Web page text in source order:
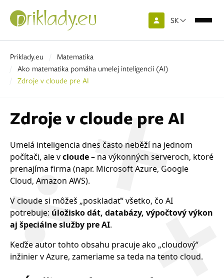
SK
Priklady.eu
Matematika
Ako matematika pomáha umelej inteligencii (AI)
Zdroje v cloude pre AI
Zdroje v cloude pre AI
Umelá inteligencia dnes často neběží na jednom
počítači, ale vcloude– na výkonných serveroch, ktoré
prenajíma firma (napr. Microsoft Azure, Google
Cloud, Amazon AWS).
V cloude si môžeš „poskladať“ všetko, čo AI
potrebuje: úložisko dát, databázy, výpočtový výkon
aj špeciálne služby pre AI.
Keďže autor tohto obsahu pracuje ako „cloudový“
inžinier v Azure, zameriame sa teda na tento cloud.